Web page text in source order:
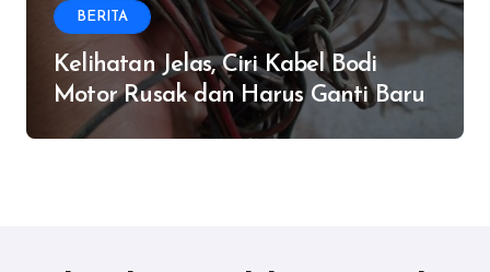
BERITA
Kelihatan Jelas, Ciri Kabel Bodi
Motor Rusak dan Harus Ganti Baru